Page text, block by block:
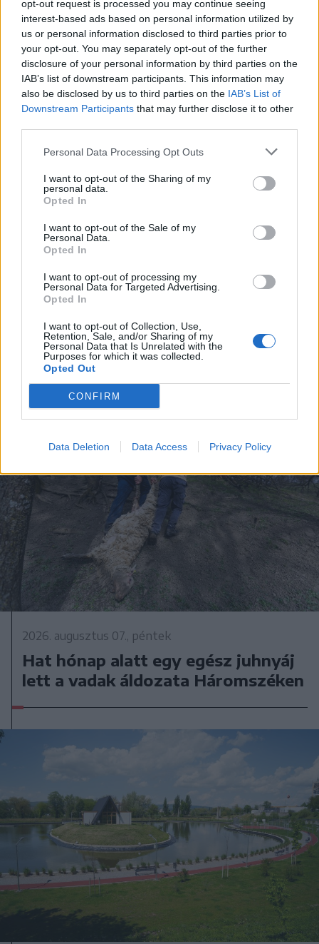
opt-out request is processed you may continue seeing
interest-based ads based on personal information utilized by
us or personal information disclosed to third parties prior to
your opt-out. You may separately opt-out of the further
disclosure of your personal information by third parties on the
IAB’s list of downstream participants. This information may
also be disclosed by us to third parties on the IAB’s List of
Downstream Participants that may further disclose it to other
Personal Data Processing Opt Outs
I want to opt-out of the Sharing of my
personal data.
Opted In
I want to opt-out of the Sale of my
Personal Data.
Opted In
I want to opt-out of processing my
Personal Data for Targeted Advertising.
Opted In
I want to opt-out of Collection, Use,
Retention, Sale, and/or Sharing of my
Personal Data that Is Unrelated with the
Purposes for which it was collected.
Opted Out
CONFIRM
Data Deletion Data Access Privacy Policy
2026. augusztus 08., szombat
Háromszéken szép a határ, más
problémáik vannak most a
gazdáknak
2026. augusztus 07., péntek
Hat hónap alatt egy egész juhnyáj
lett a vadak áldozata Háromszéken